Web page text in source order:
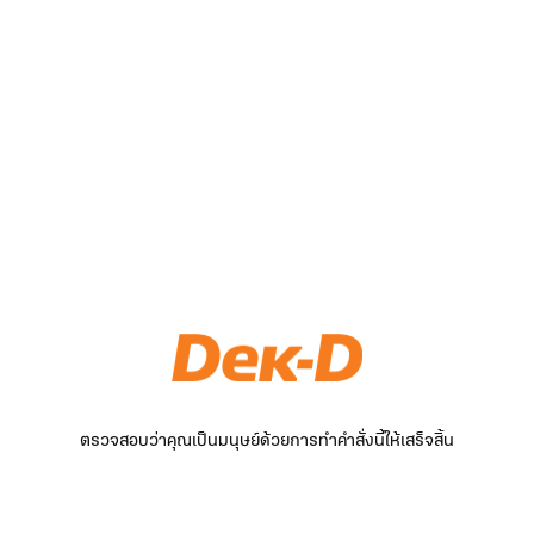
ตรวจสอบว่าคุณเป็นมนุษย์ด้วยการทำคำสั่งนี้ให้เสร็จสิ้น